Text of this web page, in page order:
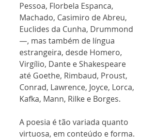
Pessoa, Florbela Espanca,
Machado, Casimiro de Abreu,
Euclides da Cunha, Drummond
—, mas também de língua
estrangeira, desde Homero,
Virgílio, Dante e Shakespeare
até Goethe, Rimbaud, Proust,
Conrad, Lawrence, Joyce, Lorca,
Kafka, Mann, Rilke e Borges.
A poesia é tão variada quanto
virtuosa, em conteúdo e forma.